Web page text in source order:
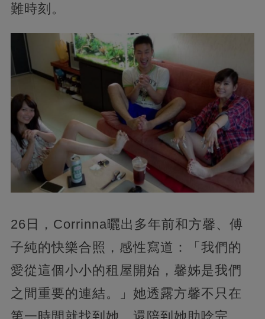
難時刻。
26日，Corrinna曬出多年前和方馨、傅
子純的快樂合照，感性寫道：「我們的
愛從這個小小的租屋開始，馨姊是我們
之間重要的連結。」她透露方馨不只在